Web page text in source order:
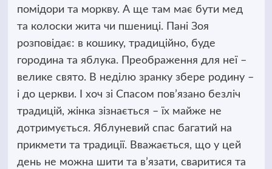
помідори та моркву. А ще там має бути мед
та колоски жита чи пшениці. Пані Зоя
розповідає: в кошику, традиційно, буде
городина та яблука. Преображення для неї –
велике свято. В неділю зранку збере родину –
і до церкви. І хоч зі Спасом пов’язано безліч
традицій, жінка зізнається – їх майже не
дотримується. Яблуневий спас багатий на
прикмети та традиції. Вважається, що у цей
день не можна шити та в’язати, сваритися та